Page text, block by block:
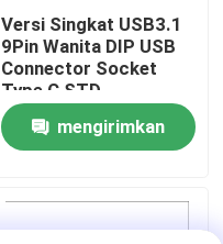
Versi Singkat USB3.1
9Pin Wanita DIP USB
Connector Socket
Type C STD
mengirimkan